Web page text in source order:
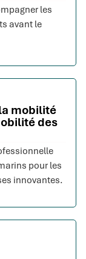
les
avant le
mobilité
des
pour les
innovantes.